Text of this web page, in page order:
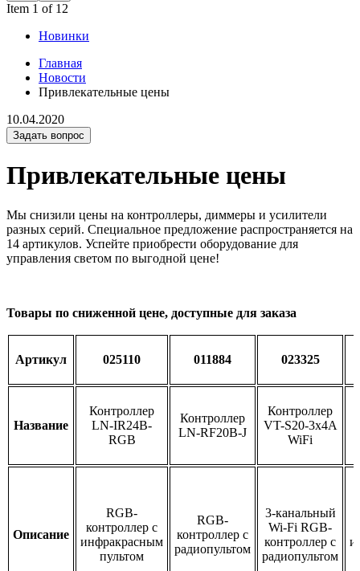
Item 1 of 12
Новинки
Главная
Новости
Привлекательные цены
10.04.2020
Задать вопрос
Привлекательные цены
Мы снизили цены на контроллеры, диммеры и усилители
разных серий. Специальное предложение распространяется на
14 артикулов. Успейте приобрести оборудование для
управления светом по выгодной цене!
Товары по сниженной цене, доступные для заказа
Артикул 025110 011884 023325
Название
Контроллер
LN-IR24B-
RGB
Контроллер
LN-RF20B-J
Контроллер
VT-S20-3x4A
WiFi
Описание
RGB-
контроллер с
инфракрасным
пультом
RGB-
контроллер с
радиопультом
3-канальный
Wi-Fi RGB-
контроллер с
радиопультом